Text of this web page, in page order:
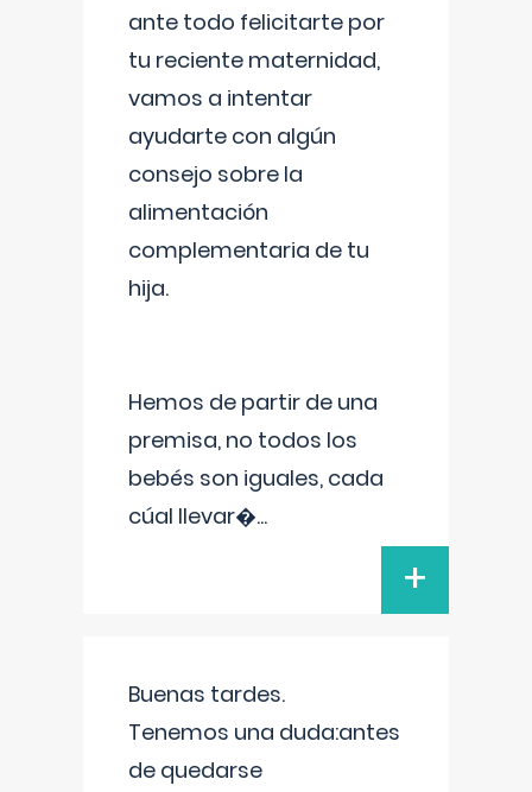
ante todo felicitarte por
tu reciente maternidad,
vamos a intentar
ayudarte con algún
consejo sobre la
alimentación
complementaria de tu
hija.
Hemos de partir de una
premisa, no todos los
bebés son iguales, cada
cúal llevar�...
+
Buenas tardes.
Tenemos una duda:antes
de quedarse